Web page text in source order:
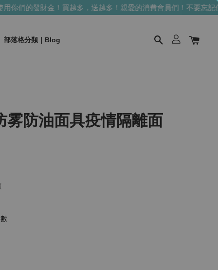
！買越多，送越多！親愛的消費會員們！不要忘記使用你們的發
部落格分類｜Blog
雾防油面具疫情隔離面